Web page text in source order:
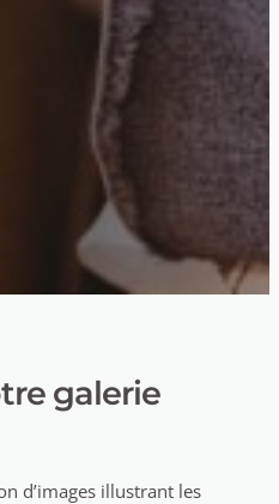
galerie
d’images illustrant les